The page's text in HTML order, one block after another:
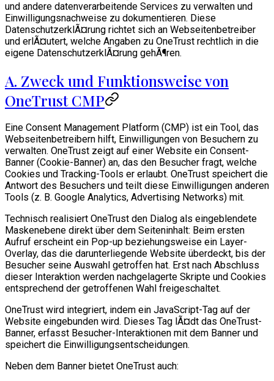
und andere datenverarbeitende Services zu verwalten und
Einwilligungsnachweise zu dokumentieren. Diese
DatenschutzerklÃ¤rung richtet sich an Webseitenbetreiber
und erlÃ¤utert, welche Angaben zu OneTrust rechtlich in die
eigene DatenschutzerklÃ¤rung gehÃ¶ren.
A. Zweck und Funktionsweise von
OneTrust CMP
Eine Consent Management Platform (CMP) ist ein Tool, das
Webseitenbetreibern hilft, Einwilligungen von Besuchern zu
verwalten. OneTrust zeigt auf einer Website ein Consent-
Banner (Cookie-Banner) an, das den Besucher fragt, welche
Cookies und Tracking-Tools er erlaubt. OneTrust speichert die
Antwort des Besuchers und teilt diese Einwilligungen anderen
Tools (z. B. Google Analytics, Advertising Networks) mit.
Technisch realisiert OneTrust den Dialog als eingeblendete
Maskenebene direkt über dem Seiteninhalt: Beim ersten
Aufruf erscheint ein Pop-up beziehungsweise ein Layer-
Overlay, das die darunterliegende Website überdeckt, bis der
Besucher seine Auswahl getroffen hat. Erst nach Abschluss
dieser Interaktion werden nachgelagerte Skripte und Cookies
entsprechend der getroffenen Wahl freigeschaltet.
OneTrust wird integriert, indem ein JavaScript-Tag auf der
Website eingebunden wird. Dieses Tag lÃ¤dt das OneTrust-
Banner, erfasst Besucher-Interaktionen mit dem Banner und
speichert die Einwilligungsentscheidungen.
Neben dem Banner bietet OneTrust auch: